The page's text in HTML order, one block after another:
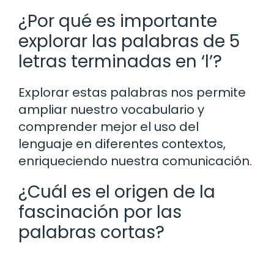
¿Por qué es importante
explorar las palabras de 5
letras terminadas en ‘l’?
Explorar estas palabras nos permite
ampliar nuestro vocabulario y
comprender mejor el uso del
lenguaje en diferentes contextos,
enriqueciendo nuestra comunicación.
¿Cuál es el origen de la
fascinación por las
palabras cortas?